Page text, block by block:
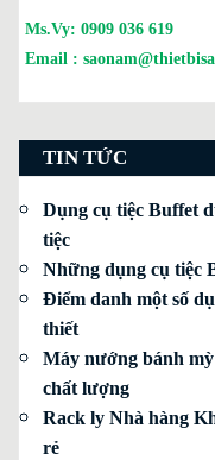
Ms.Vy: 0909 036 619
Email :
TIN TỨC
Dụng cụ tiệc Buffet
tiệc
Những dụng cụ tiệc
Điểm danh một số
thiết
Máy nướng bánh
chất lượng
Rack ly Nhà hàng
rẻ